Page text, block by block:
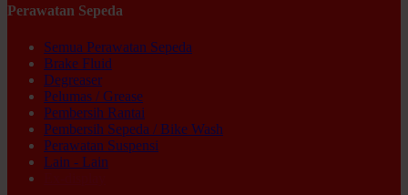
Perawatan Sepeda
Semua Perawatan Sepeda
Brake Fluid
Degreaser
Pelumas / Grease
Pembersih Rantai
Pembersih Sepeda / Bike Wash
Perawatan Suspensi
Lain - Lain